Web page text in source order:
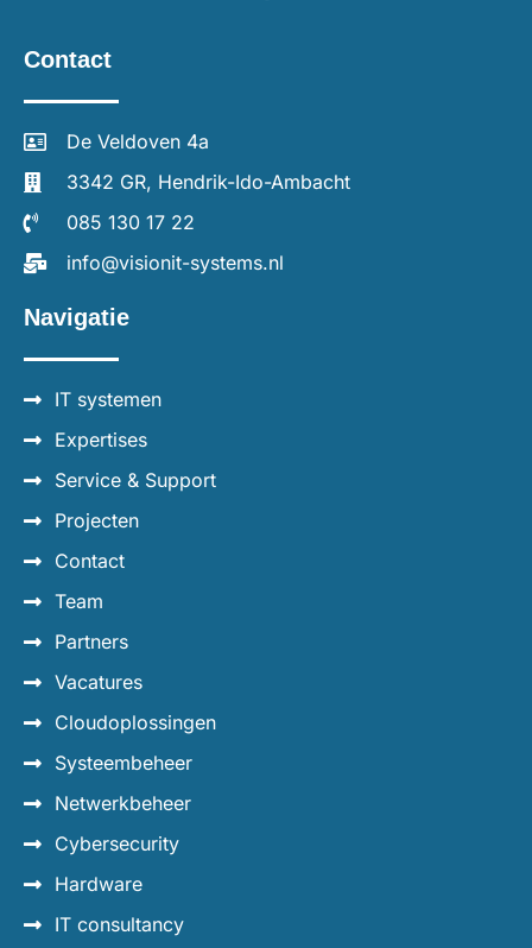
Contact
De Veldoven 4a
3342 GR, Hendrik-Ido-Ambacht
085 130 17 22
info@visionit-systems.nl
Navigatie
IT systemen
Expertises
Service & Support
Projecten
Contact
Team
Partners
Vacatures
Cloudoplossingen
Systeembeheer
Netwerkbeheer
Cybersecurity
Hardware
IT consultancy